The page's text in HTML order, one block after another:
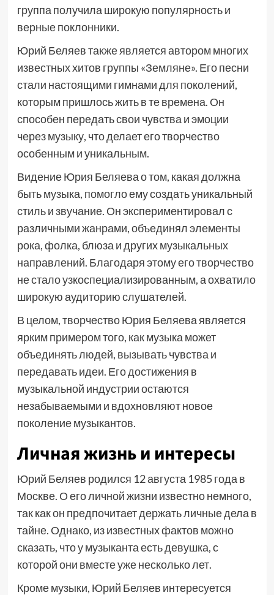
группа получила широкую популярность и
верные поклонники.
Юрий Беляев также является автором многих
известных хитов группы «Земляне». Его песни
стали настоящими гимнами для поколений,
которым пришлось жить в те времена. Он
способен передать свои чувства и эмоции
через музыку, что делает его творчество
особенным и уникальным.
Видение Юрия Беляева о том, какая должна
быть музыка, помогло ему создать уникальный
стиль и звучание. Он экспериментировал с
различными жанрами, объединял элементы
рока, фолка, блюза и других музыкальных
направлений. Благодаря этому его творчество
не стало узкоспециализированным, а охватило
широкую аудиторию слушателей.
В целом, творчество Юрия Беляева является
ярким примером того, как музыка может
объединять людей, вызывать чувства и
передавать идеи. Его достижения в
музыкальной индустрии остаются
незабываемыми и вдохновляют новое
поколение музыкантов.
Личная жизнь и интересы
Юрий Беляев родился 12 августа 1985 года в
Москве. О его личной жизни известно немного,
так как он предпочитает держать личные дела в
тайне. Однако, из известных фактов можно
сказать, что у музыканта есть девушка, с
которой они вместе уже несколько лет.
Кроме музыки, Юрий Беляев интересуется